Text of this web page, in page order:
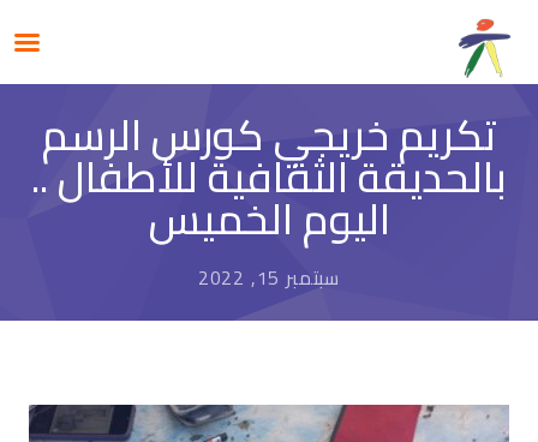
تكريم خريجي كورس الرسم
بالحديقة الثقافية للأطفال ..
اليوم الخميس
سبتمبر 15, 2022